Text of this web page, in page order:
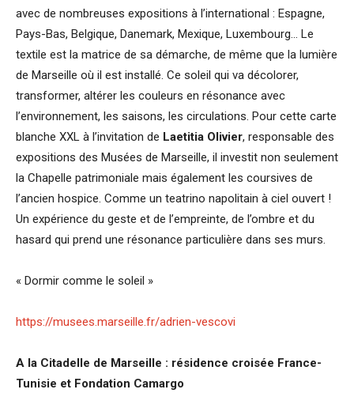
avec de nombreuses expositions à l’international : Espagne,
Pays-Bas, Belgique, Danemark, Mexique, Luxembourg… Le
textile est la matrice de sa démarche, de même que la lumière
de Marseille où il est installé. Ce soleil qui va décolorer,
transformer, altérer les couleurs en résonance avec
l’environnement, les saisons, les circulations. Pour cette carte
blanche XXL à l’invitation de Laetitia Olivier, responsable des
expositions des Musées de Marseille, il investit non seulement
la Chapelle patrimoniale mais également les coursives de
l’ancien hospice. Comme un teatrino napolitain à ciel ouvert !
Un expérience du geste et de l’empreinte, de l’ombre et du
hasard qui prend une résonance particulière dans ses murs.
« Dormir comme le soleil »
https://musees.marseille.fr/adrien-vescovi
A la Citadelle de Marseille : résidence croisée France-
Tunisie et Fondation Camargo